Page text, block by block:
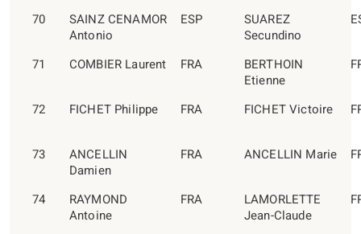
70
SAINZ CENAMOR
Antonio
ESP
SUAREZ
Secundino
71 COMBIER Laurent FRA
BERTHOIN
Etienne
72 FICHET Philippe FRA FICHET Victoire
73
ANCELLIN
Damien
FRA ANCELLIN Marie
74
RAYMOND
Antoine
FRA
LAMORLETTE
Jean-Claude